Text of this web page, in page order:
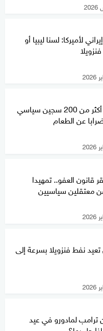
لأميركا: لسنا ليبيا أو
فنزويلا.. أكثر من 200 سجين سياسي
عن الطعام
قانون العفو.. تمهيدا
معتقلين سياسيين
نفط فنزويلا بسرعة إلى
ترامب لمادورو في عيد